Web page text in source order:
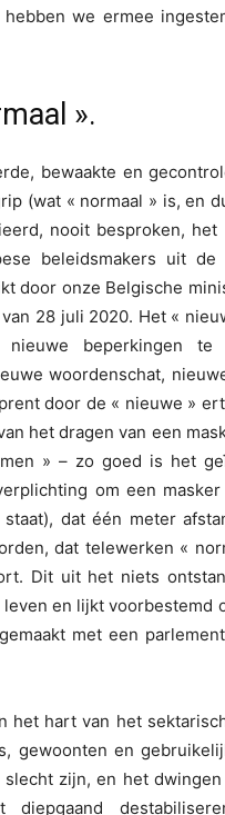
we ermee
».
bewaakte en
(wat « normaal » is, en
nooit besproken,
beleidsmakers uit
door onze Belgische
28 juli 2020. Het «
beperkingen te
woordenschat,
door de « nieuwe »
het dragen van een
» – zo goed is het
om een
dat één meter
dat telewerken «
Dit uit het niets
en lijkt
met een
het hart van het
gewoonten en
zijn, en het
diepgaand